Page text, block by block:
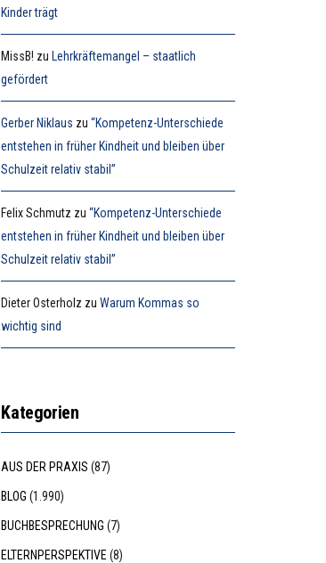
Kinder trägt
MissB! zu Lehrkräftemangel – staatlich
gefördert
Gerber Niklaus zu“Kompetenz-Unterschiede
entstehen in früher Kindheit und bleiben über
Schulzeit relativ stabil”
Felix Schmutz zu“Kompetenz-Unterschiede
entstehen in früher Kindheit und bleiben über
Schulzeit relativ stabil”
Dieter Osterholz zuWarum Kommas so
wichtig sind
Kategorien
AUS DER PRAXIS (87)
BLOG (1.990)
BUCHBESPRECHUNG (7)
ELTERNPERSPEKTIVE(8)